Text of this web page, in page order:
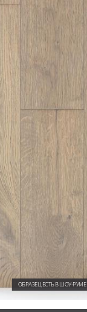
ОБРАЗЕЦ ЕСТЬ В ШОУ-РУМЕ